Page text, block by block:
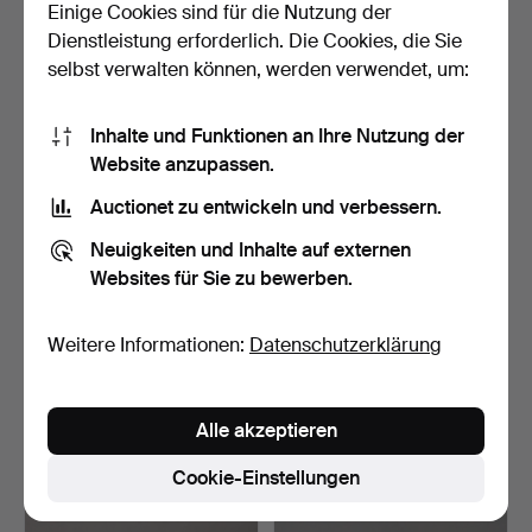
26 Gebote
211 USD
2 Gebote
37 USD
BATCH Ein Menge ETC, BLA
43 USD
Ein Menge
7 Gebote
Einige Cookies sind für die Nutzung der
Dienstleistung erforderlich. Die Cookies, die Sie
selbst verwalten können, werden verwendet, um:
Inhalte und Funktionen an Ihre Nutzung der
Website anzupassen.
Auctionet zu entwickeln und verbessern.
Neuigkeiten und Inhalte auf externen
Websites für Sie zu bewerben.
Weitere Informationen: Datenschutzerklärung
Cookie-Einstellungen
Alle akzeptieren